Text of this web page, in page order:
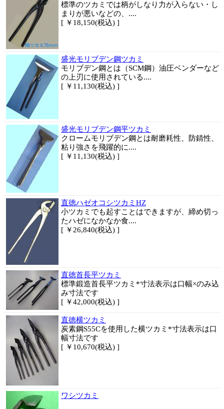
標準のツカミでは柄がしなり力が入らない・し
まりが悪いなどの、....
[ ￥18,150(税込) ]
盛光モリブデン鋼ツカミ
モリブデン鋼とは（SCM鋼）油圧ベンダーなど
の上刃に使用されている....
[ ￥11,130(税込) ]
盛光モリブデン鋼平ツカミ
クロームモリブデン鋼とは耐磨耗性、防錆性、
粘り強さを飛躍的に....
[ ￥11,130(税込) ]
直徳ハゼオコシツカミHZ
小ツカミでも起すことはできますが、締め切っ
たハゼになかなか食....
[ ￥26,840(税込) ]
直徳首長平ツカミ
標準鍛造首長平ツカミ*寸法表示は口幅×のみ込
み寸法です
[ ￥42,000(税込) ]
直徳横ツカミ
炭素鋼S55Cを使用した横ツカミ*寸法表示は口
幅寸法です
[ ￥10,670(税込) ]
ワシツカミ